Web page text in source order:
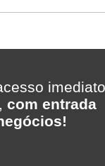
gerar
com entrada